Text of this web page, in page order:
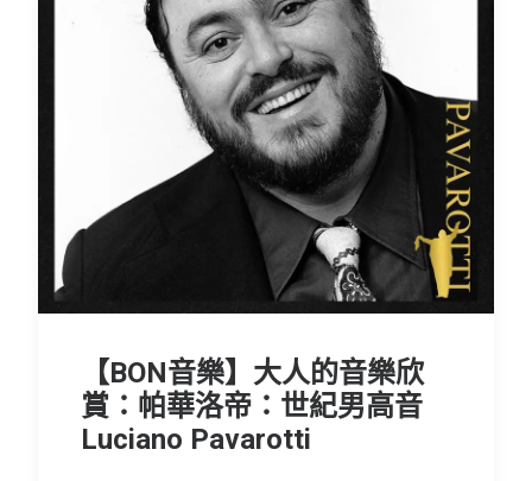
BON旅行
節慶長笛樂團
會員專區
【BON音樂】大人的音樂欣
賞：帕華洛帝：世紀男高音
Luciano Pavarotti